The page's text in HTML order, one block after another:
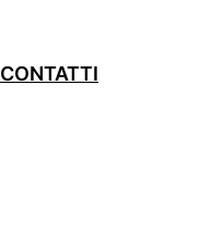
CONTATTI